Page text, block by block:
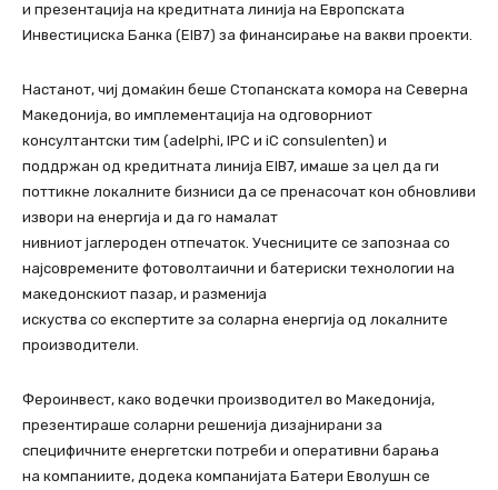
и презентација на кредитната линија на Европската
Инвестициска Банка (EIB7) за финансирање на вакви проекти.
Настанот, чиј домаќин беше Стопанската комора на Северна
Македонија, во имплементација на одговорниот
консултантски тим (adelphi, IPC и iC consulenten) и
поддржан од кредитната линија EIB7, имаше за цел да ги
поттикне локалните бизниси да се пренасочат кон обновливи
извори на енергија и да го намалат
нивниот јаглероден отпечаток. Учесниците се запознаа со
најсовремените фотоволтаични и батериски технологии на
македонскиот пазар, и разменија
искуства со експертите за соларна енергија од локалните
производители.
Фероинвест, како водечки производител во Македонија,
презентираше соларни решенија дизајнирани за
специфичните енергетски потреби и оперативни барања
на компаниите, додека компанијата Батери Еволушн се